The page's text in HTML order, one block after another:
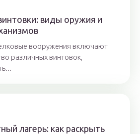
виды оружия и
вооружения включают
различных винтовок,
лагерь: как раскрыть